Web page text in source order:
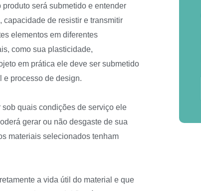
será submetido e entender
capacidade de resistir e transmitir
elementos em diferentes
como sua plasticidade,
em prática ele deve ser submetido
e processo de design.
quais condições de serviço ele
gerar ou não desgaste de sua
materiais selecionados tenham
a vida útil do material e que